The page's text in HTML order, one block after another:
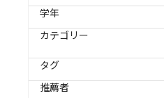
学年
カテゴリー
タグ
推薦者